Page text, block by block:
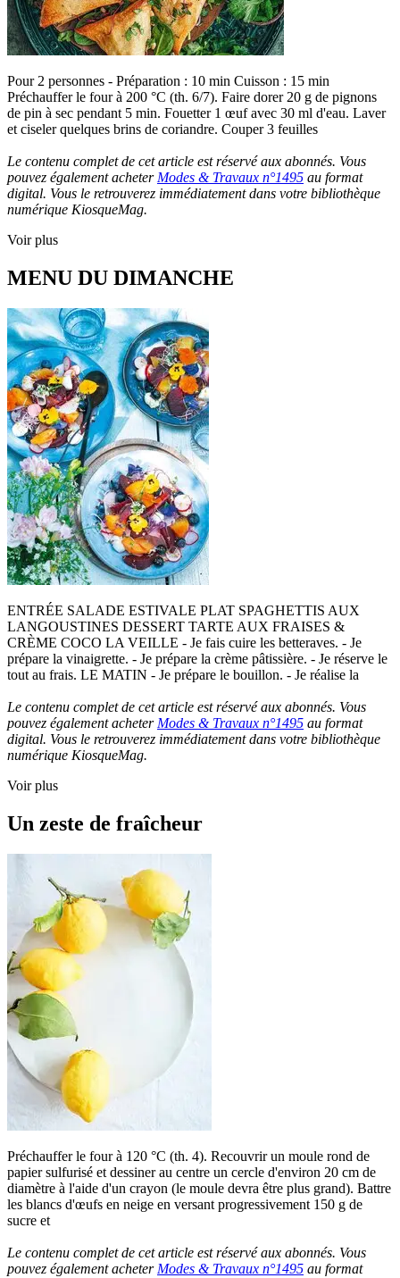
Pour 2 personnes - Préparation : 10 min Cuisson : 15 min
Préchauffer le four à 200 °C (th. 6/7). Faire dorer 20 g de pignons
de pin à sec pendant 5 min. Fouetter 1 œuf avec 30 ml d'eau. Laver
et ciseler quelques brins de coriandre. Couper 3 feuilles
Le contenu complet de cet article est réservé aux abonnés. Vous
pouvez également acheter Modes & Travaux n°1495 au format
digital. Vous le retrouverez immédiatement dans votre bibliothèque
numérique KiosqueMag.
Voir plus
MENU DU DIMANCHE
ENTRÉE SALADE ESTIVALE PLAT SPAGHETTIS AUX
LANGOUSTINES DESSERT TARTE AUX FRAISES &
CRÈME COCO LA VEILLE - Je fais cuire les betteraves. - Je
prépare la vinaigrette. - Je prépare la crème pâtissière. - Je réserve le
tout au frais. LE MATIN - Je prépare le bouillon. - Je réalise la
Le contenu complet de cet article est réservé aux abonnés. Vous
pouvez également acheter Modes & Travaux n°1495 au format
digital. Vous le retrouverez immédiatement dans votre bibliothèque
numérique KiosqueMag.
Voir plus
Un zeste de fraîcheur
Préchauffer le four à 120 °C (th. 4). Recouvrir un moule rond de
papier sulfurisé et dessiner au centre un cercle d'environ 20 cm de
diamètre à l'aide d'un crayon (le moule devra être plus grand). Battre
les blancs d'œufs en neige en versant progressivement 150 g de
sucre et
Le contenu complet de cet article est réservé aux abonnés. Vous
pouvez également acheter Modes & Travaux n°1495 au format